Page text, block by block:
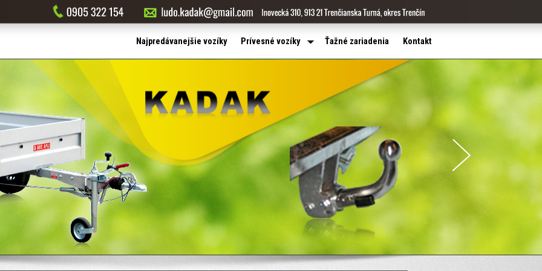
Najpredávanejšie vozíky Prívesné vozíky Ťažné zariadenia Kontakt